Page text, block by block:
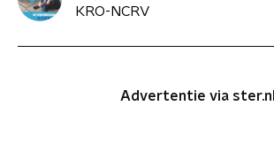
KRO-NCRV
Advertentie via ster.nl